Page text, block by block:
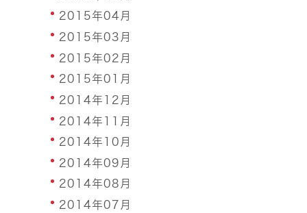
2015年04月
2015年03月
2015年02月
2015年01月
2014年12月
2014年11月
2014年10月
2014年09月
2014年08月
2014年07月